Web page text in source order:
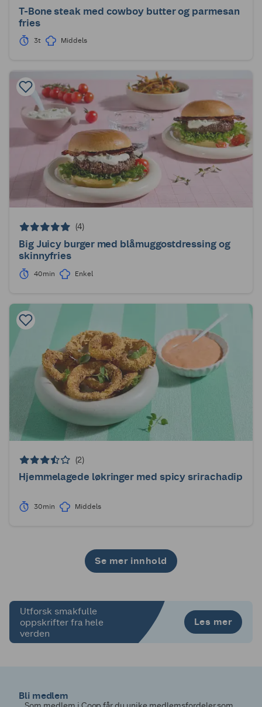
T-Bone steak med cowboy butter og parmesan
fries
3t Middels
(4)
Big Juicy burger med blåmuggostdressing og
skinnyfries
40min Enkel
(2)
Hjemmelagede løkringer med spicy srirachadip
30min Middels
Se mer innhold
Utforsk smakfulle
oppskrifter fra hele
verden
Les mer
Bli medlem